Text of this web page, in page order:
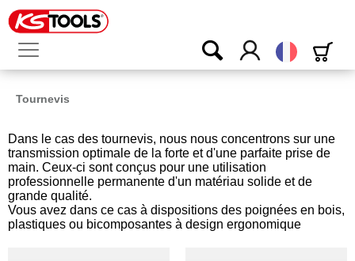
Français
Tournevis
Dans le cas des tournevis, nous nous concentrons sur une
transmission optimale de la forte et d'une parfaite prise de
main. Ceux-ci sont conçus pour une utilisation
professionnelle permanente d'un matériau solide et de
grande qualité.
Vous avez dans ce cas à dispositions des poignées en bois,
plastiques ou bicomposantes à design ergonomique